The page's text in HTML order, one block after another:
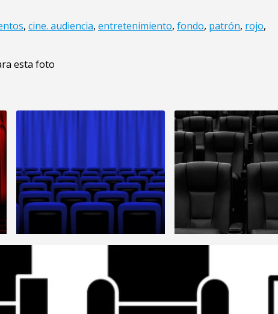
, cine. audiencia, entretenimiento, fondo, patrón, rojo,
esta foto